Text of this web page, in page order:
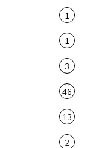
1
1
3
46
13
2